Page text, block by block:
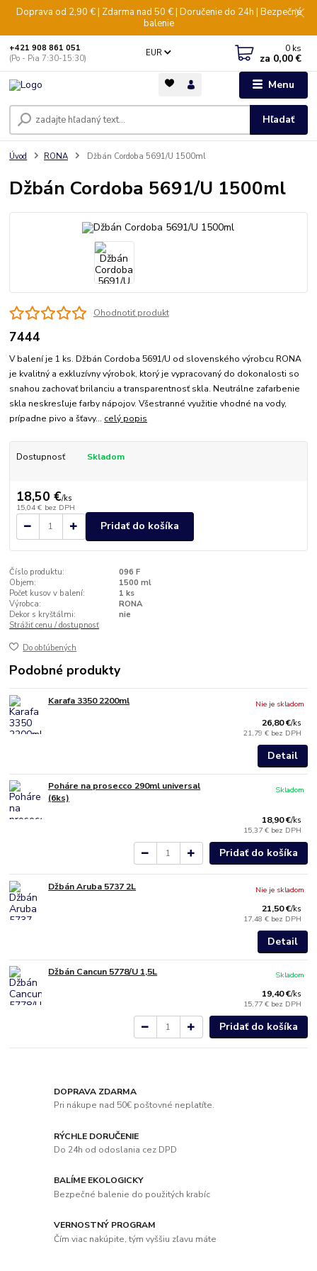
Doprava od 2,90 € | Zdarma nad 50 € | Doručenie do 24h | Bezpečné
balenie
Menu
EUR
Hľadať
+421 908 861 051
(Po - Pia 7:30-15:30)
0 ks
za 0,00 €
Úvod RONA Džbán Cordoba 5691/U 1500ml
Džbán Cordoba 5691/U 1500ml
Ohodnotiť produkt
7444
V balení je 1 ks. Džbán Cordoba 5691/U od slovenského výrobcu RONA
je kvalitný a exkluzívny výrobok, ktorý je vypracovaný do dokonalosti so
snahou zachovať brilanciu a transparentnosť skla. Neutrálne zafarbenie
skla neskresľuje farby nápojov. Všestranné využitie vhodné na vody,
prípadne pivo a šťavy... celý popis
Dostupnosť Skladom
18,50 €/ks
15,04 € bez DPH
Pridať do košíka
Číslo produktu:
096 F
Objem:
1500 ml
Počet kusov v balení:
1 ks
Výrobca:
RONA
Dekor s kryštálmi:
nie
Strážiť cenu / dostupnosť
Do obľúbených
Podobné produkty
Karafa 3350 2200ml
26,80 €/ks
21,79 € bez DPH
Nie je skladom
Detail
Poháre na prosecco 290ml universal
(6ks)
18,90 €/ks
15,37 € bez DPH
Skladom
Pridať do košíka
Džbán Aruba 5737 2L
21,50 €/ks
17,48 € bez DPH
Nie je skladom
Detail
Džbán Cancun 5778/U 1,5L
19,40 €/ks
15,77 € bez DPH
Skladom
Pridať do košíka
DOPRAVA ZDARMA
Pri nákupe nad 50€ poštovné neplatíte.
RÝCHLE DORUČENIE
Do 24h od odoslania cez DPD
BALÍME EKOLOGICKY
Bezpečné balenie do použitých krabíc
VERNOSTNÝ PROGRAM
Čím viac nakúpite, tým vyššiu zľavu máte